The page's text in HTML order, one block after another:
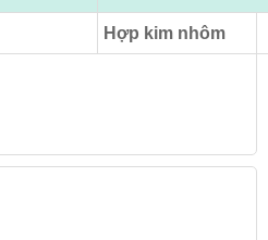
Hợp kim nhôm